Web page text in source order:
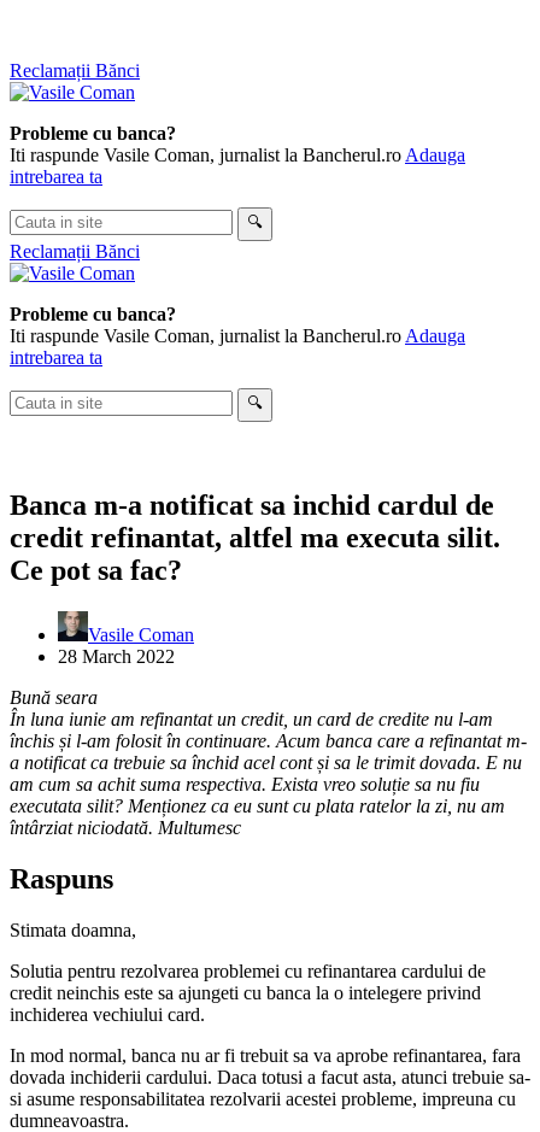
Skip
to
Reclamații Bănci
Probleme cu banca?
Iti raspunde Vasile Coman, jurnalist la Bancherul.ro Adauga
intrebarea ta
Cauta
in
site
🔍
Reclamații Bănci
Probleme cu banca?
Iti raspunde Vasile Coman, jurnalist la Bancherul.ro Adauga
intrebarea ta
Cauta
in
🔍
Banca m-a notificat sa inchid cardul de
credit refinantat, altfel ma executa silit.
Ce pot sa fac?
Vasile Coman
28 March 2022
Bună seara
În luna iunie am refinantat un credit, un card de credite nu l-am
închis și l-am folosit în continuare. Acum banca care a refinantat m-
a notificat ca trebuie sa închid acel cont și sa le trimit dovada. E nu
am cum sa achit suma respectiva. Exista vreo soluție sa nu fiu
executata silit? Menționez ca eu sunt cu plata ratelor la zi, nu am
întârziat niciodată. Multumesc
Raspuns
Stimata doamna,
Solutia pentru rezolvarea problemei cu refinantarea cardului de
credit neinchis este sa ajungeti cu banca la o intelegere privind
inchiderea vechiului card.
In mod normal, banca nu ar fi trebuit sa va aprobe refinantarea, fara
dovada inchiderii cardului. Daca totusi a facut asta, atunci trebuie sa-
si asume responsabilitatea rezolvarii acestei probleme, impreuna cu
dumneavoastra.